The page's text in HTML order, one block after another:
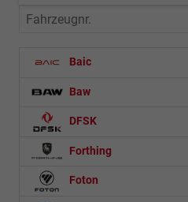
Fahrzeugnr.
Baic
Baw
DFSK
Forthing
Foton